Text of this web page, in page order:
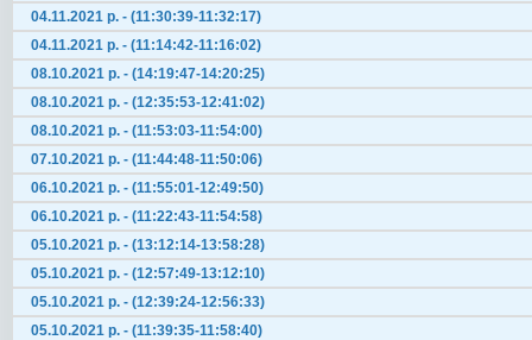
04.11.2021 р. - (11:30:39-11:32:17)
04.11.2021 р. - (11:14:42-11:16:02)
08.10.2021 р. - (14:19:47-14:20:25)
08.10.2021 р. - (12:35:53-12:41:02)
08.10.2021 р. - (11:53:03-11:54:00)
07.10.2021 р. - (11:44:48-11:50:06)
06.10.2021 р. - (11:55:01-12:49:50)
06.10.2021 р. - (11:22:43-11:54:58)
05.10.2021 р. - (13:12:14-13:58:28)
05.10.2021 р. - (12:57:49-13:12:10)
05.10.2021 р. - (12:39:24-12:56:33)
05.10.2021 р. - (11:39:35-11:58:40)